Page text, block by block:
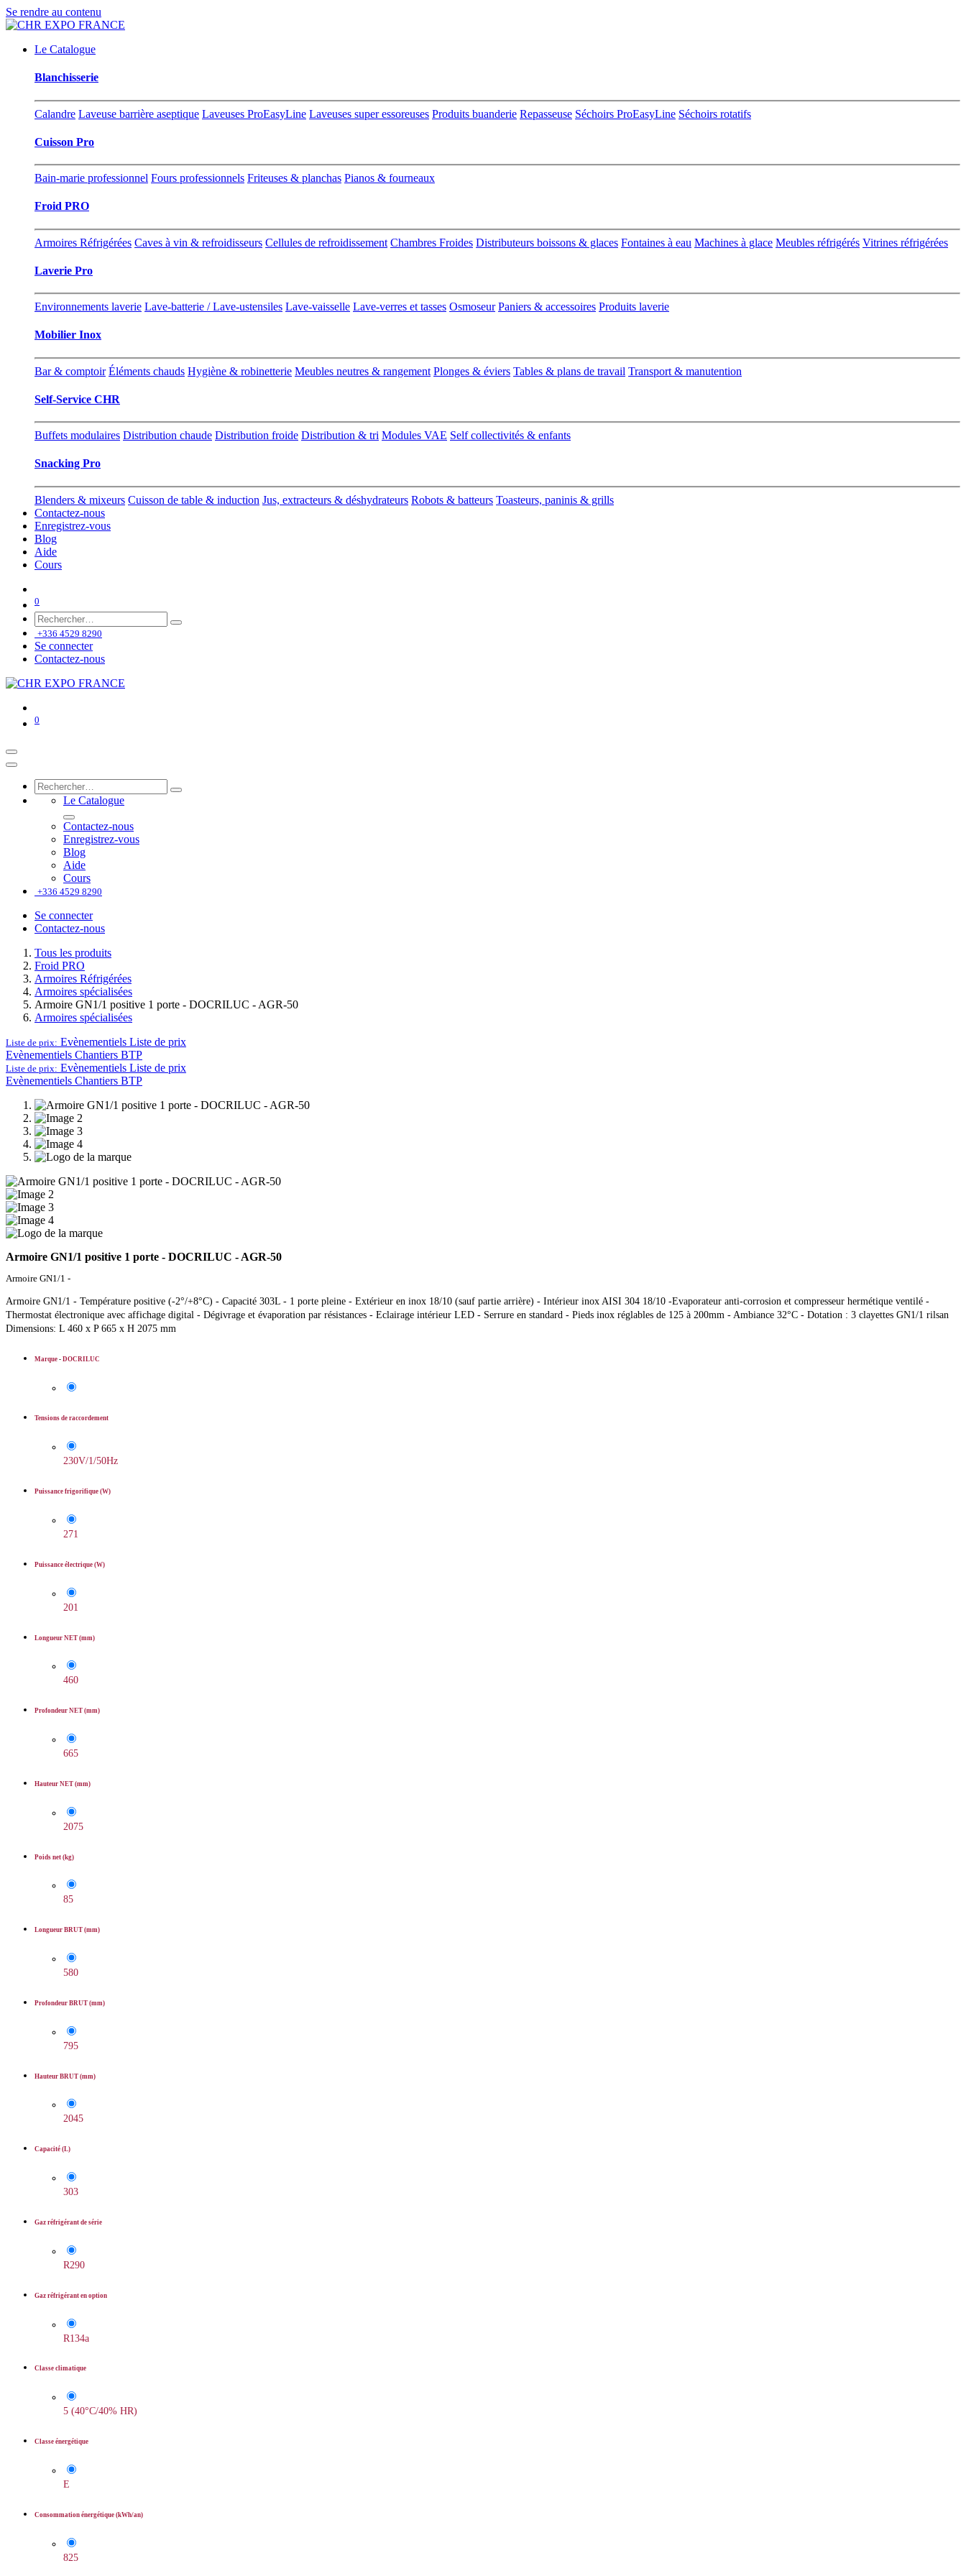
Se rendre au contenu
Le Catalogue
Blanchisserie
Calandre Laveuse barrière aseptique Laveuses ProEasyLine Laveuses super essoreuses Produits buanderie Repasseuse Séchoirs ProEasyLine Séchoirs rotatifs
Cuisson Pro
Bain-marie professionnel Fours professionnels Friteuses & planchas Pianos & fourneaux
Froid PRO
Armoires Réfrigérées Caves à vin & refroidisseurs Cellules de refroidissement Chambres Froides Distributeurs boissons & glaces Fontaines à eau Machines à glace Meubles réfrigérés Vitrines réfrigérées
Laverie Pro
Environnements laverie Lave-batterie / Lave-ustensiles Lave-vaisselle Lave-verres et tasses Osmoseur Paniers & accessoires Produits laverie
Mobilier Inox
Bar & comptoir Éléments chauds Hygiène & robinetterie Meubles neutres & rangement Plonges & éviers Tables & plans de travail Transport & manutention
Self-Service CHR
Buffets modulaires Distribution chaude Distribution froide Distribution & tri Modules VAE Self collectivités & enfants
Snacking Pro
Blenders & mixeurs Cuisson de table & induction Jus, extracteurs & déshydrateurs Robots & batteurs Toasteurs, paninis & grills
Contactez-nous
Enregistrez-vous
Blog
Aide
Cours
0
+336 4529 8290
Se connecter
Contactez-nous
0
Le Catalogue
Contactez-nous
Enregistrez-vous
Blog
Aide
Cours
+336 4529 8290
Se connecter
Contactez-nous
Tous les produits
Froid PRO
Armoires Réfrigérées
Armoires spécialisées
Armoire GN1/1 positive 1 porte - DOCRILUC - AGR-50
Armoires spécialisées
Liste de prix: Evènementiels Liste de prix
Evènementiels Chantiers BTP
Liste de prix: Evènementiels Liste de prix
Evènementiels Chantiers BTP
Armoire GN1/1 positive 1 porte - DOCRILUC - AGR-50
Armoire GN1/1 -
Armoire GN1/1 - Température positive (-2°/+8°C) - Capacité 303L - 1 porte pleine - Extérieur en inox 18/10 (sauf partie arrière) - Intérieur inox AISI 304 18/10 -Evaporateur anti-corrosion et compresseur hermétique ventilé -
Thermostat électronique avec affichage digital - Dégivrage et évaporation par résistances - Eclairage intérieur LED - Serrure en standard - Pieds inox réglables de 125 à 200mm - Ambiance 32°C - Dotation : 3 clayettes GN1/1 rilsan
Dimensions: L 460 x P 665 x H 2075 mm
Marque - DOCRILUC
Tensions de raccordement
230V/1/50Hz
Puissance frigorifique (W)
271
Puissance électrique (W)
201
Longueur NET (mm)
460
Profondeur NET (mm)
665
Hauteur NET (mm)
2075
Poids net (kg)
85
Longueur BRUT (mm)
580
Profondeur BRUT (mm)
795
Hauteur BRUT (mm)
2045
Capacité (L)
303
Gaz réfrigérant de série
R290
Gaz réfrigérant en option
R134a
Classe climatique
5 (40°C/40% HR)
Classe énergétique
E
Consommation énergétique (kWh/an)
825